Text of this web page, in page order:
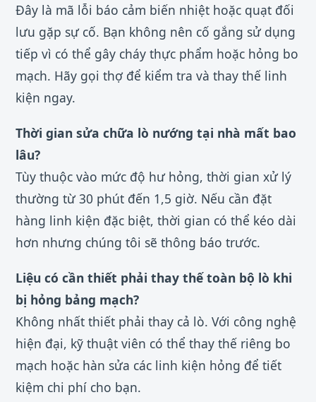
Đây là mã lỗi báo cảm biến nhiệt hoặc quạt đối
lưu gặp sự cố. Bạn không nên cố gắng sử dụng
tiếp vì có thể gây cháy thực phẩm hoặc hỏng bo
mạch. Hãy gọi thợ để kiểm tra và thay thế linh
kiện ngay.
Thời gian sửa chữa lò nướng tại nhà mất bao
lâu?
Tùy thuộc vào mức độ hư hỏng, thời gian xử lý
thường từ 30 phút đến 1,5 giờ. Nếu cần đặt
hàng linh kiện đặc biệt, thời gian có thể kéo dài
hơn nhưng chúng tôi sẽ thông báo trước.
Liệu có cần thiết phải thay thế toàn bộ lò khi
bị hỏng bảng mạch?
Không nhất thiết phải thay cả lò. Với công nghệ
hiện đại, kỹ thuật viên có thể thay thế riêng bo
mạch hoặc hàn sửa các linh kiện hỏng để tiết
kiệm chi phí cho bạn.